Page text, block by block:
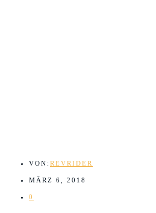
VON: REVRIDER
MÄRZ 6, 2018
0